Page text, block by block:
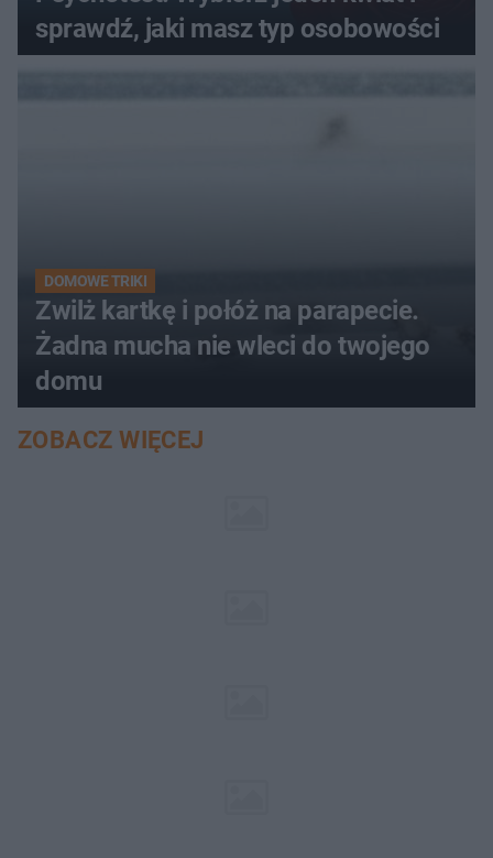
sprawdź, jaki masz typ osobowości
DOMOWE TRIKI
Zwilż kartkę i połóż na parapecie.
Żadna mucha nie wleci do twojego
domu
ZOBACZ WIĘCEJ